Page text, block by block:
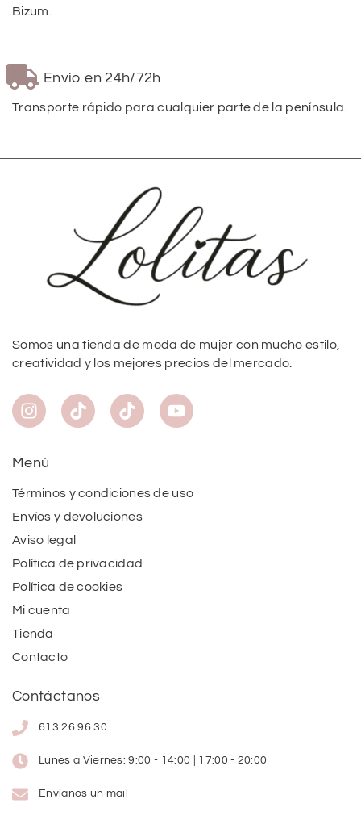
Bizum.
Envío en 24h/72h
Transporte rápido para cualquier parte de la península.
Somos una tienda de moda de mujer con mucho estilo,
creatividad y los mejores precios del mercado.
Menú
Términos y condiciones de uso
Envíos y devoluciones
Aviso legal
Política de privacidad
Política de cookies
Mi cuenta
Tienda
Contacto
Contáctanos
613 26 96 30
Lunes a Viernes: 9:00 - 14:00 | 17:00 - 20:00
Envíanos un mail